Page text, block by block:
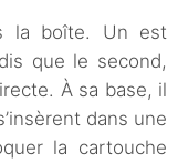
la boîte. Un est
que le second,
À sa base, il
dans une
la cartouche